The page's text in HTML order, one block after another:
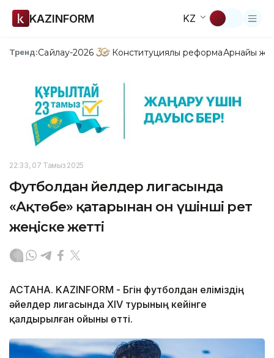
KAZINFORM KZ
Тренд:Сайлау-2026 Конституциялық реформаАрнайы
22:33, 07 Тамыз 2025
Футболдан әйелдер лигасында
«Ақтөбе» қатарынан он үшінші рет
жеңіске жетті
АСТАНА. KAZINFORM - Бүгін футболдан еліміздің
әйелдер лигасында ХIV турының кейінге
қалдырылған ойыны өтті.